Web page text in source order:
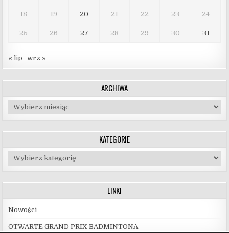
18 19 20 21 22 23 24
25 26 27 28 29 30 31
« lip wrz »
ARCHIWA
Archiwa
KATEGORIE
Kategorie
LINKI
Nowości
OTWARTE GRAND PRIX BADMINTONA